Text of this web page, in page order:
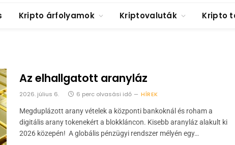
Kripto árfolyamok Kriptovaluták Kripto
Az elhallgatott aranyláz
2026. július 6. 6 perc olvasási idő HÍREK
Megduplázott arany vételek a központi bankoknál és roham a
digitális arany tokenekért a blokkláncon. Kisebb aranyláz alakult ki
2026 közepén! A globális pénzügyi rendszer mélyén egy…